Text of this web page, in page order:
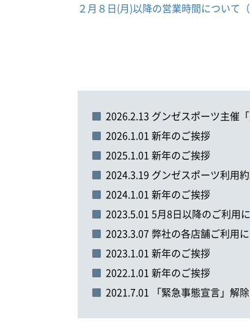
２月８日(月)以降の営業時間について
2026.2.13 グンゼスポーツ主催
2026.1.01 新年のご挨拶
2025.1.01 新年のご挨拶
2024.3.19 グンゼスポーツ利用
2024.1.01 新年のご挨拶
2023.5.01 5月8日以降のご利用
2023.3.07 弊社の各店舗ご利用
2023.1.01 新年のご挨拶
2022.1.01 新年のご挨拶
2021.7.01 「緊急事態宣言」解